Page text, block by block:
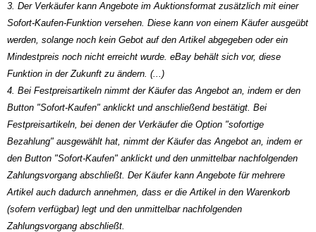
3. Der Verkäufer kann Angebote im Auktionsformat zusätzlich mit einer
Sofort-Kaufen-Funktion versehen. Diese kann von einem Käufer ausgeübt
werden, solange noch kein Gebot auf den Artikel abgegeben oder ein
Mindestpreis noch nicht erreicht wurde. eBay behält sich vor, diese
Funktion in der Zukunft zu ändern. (...)
4. Bei Festpreisartikeln nimmt der Käufer das Angebot an, indem er den
Button "Sofort-Kaufen" anklickt und anschließend bestätigt. Bei
Festpreisartikeln, bei denen der Verkäufer die Option "sofortige
Bezahlung" ausgewählt hat, nimmt der Käufer das Angebot an, indem er
den Button "Sofort-Kaufen" anklickt und den unmittelbar nachfolgenden
Zahlungsvorgang abschließt. Der Käufer kann Angebote für mehrere
Artikel auch dadurch annehmen, dass er die Artikel in den Warenkorb
(sofern verfügbar) legt und den unmittelbar nachfolgenden
Zahlungsvorgang abschließt.